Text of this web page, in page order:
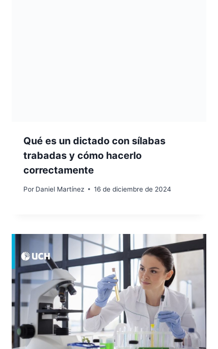
Qué es un dictado con sílabas
trabadas y cómo hacerlo
correctamente
Por Daniel Martínez 16 de diciembre de 2024